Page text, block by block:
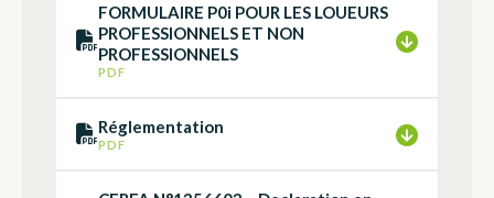
FORMULAIRE P0i POUR LES LOUEURS
PROFESSIONNELS ET NON
PROFESSIONNELS
PDF
Réglementation
PDF